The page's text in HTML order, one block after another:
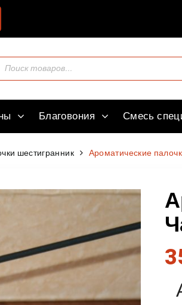
Благовония Смесь
шестигранник Ароматические